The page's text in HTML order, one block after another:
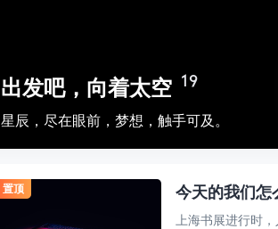
出发吧，向着太空 19
星辰，尽在眼前，梦想，触手可及。
置顶 今天的我们怎
上海书展进行时